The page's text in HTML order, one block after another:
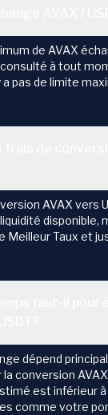
de AVAX
à tout
a pas de limite
AVAX vers
disponible,
Meilleur Taux et
dépend
conversion AVAX
est inférieur
comme votre